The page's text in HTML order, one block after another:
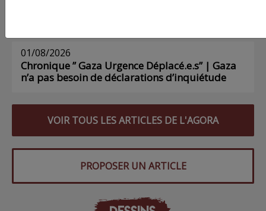
01/08/2026
Chronique ” Gaza Urgence Déplacé.e.s” | Gaza
n’a pas besoin de déclarations d’inquiétude
VOIR TOUS LES ARTICLES DE L'AGORA
PROPOSER UN ARTICLE